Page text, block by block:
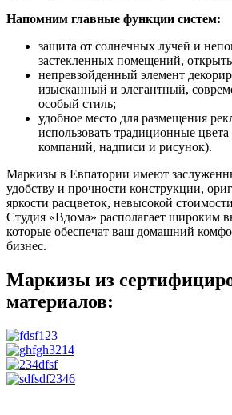
Напомним главные функции систем:
защита от солнечных лучей и
застекленных помещений,
непревзойденный элемент
изысканный и элегантный,
особый стиль;
удобное место для размещения
использовать традиционные
компаний, надписи и рисунок).
Маркизы в Евпатории имеют
удобству и прочности конструкции,
яркости расцветок, невысокой
Студия «Вдома» располагает широким
которые обеспечат ваш домашний
бизнес.
Маркизы из
материалов: